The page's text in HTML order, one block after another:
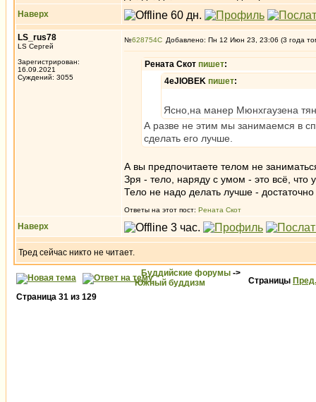
Наверх
LS_rus78
LS Сергей
Зарегистрирован:
16.09.2021
Суждений: 3055
№628754 Добавлено: Пн 12 Июн 23, 23:06 (3 года
Рената Скот пишет:
4eJIOBEK пишет:
Ясно,на манер Мюнхгаузена
А разве не этим мы занимаемся в
сделать его лучше.
А вы предпочитаете телом не
Зря - тело, наряду с умом - это всё, что
Тело не надо делать лучше -
Ответы на этот пост: Рената Скот
Наверх
Тред сейчас никто не читает.
Буддийские форумы ->
Южный буддизм
Страницы Пред.
Страница 31 из 129